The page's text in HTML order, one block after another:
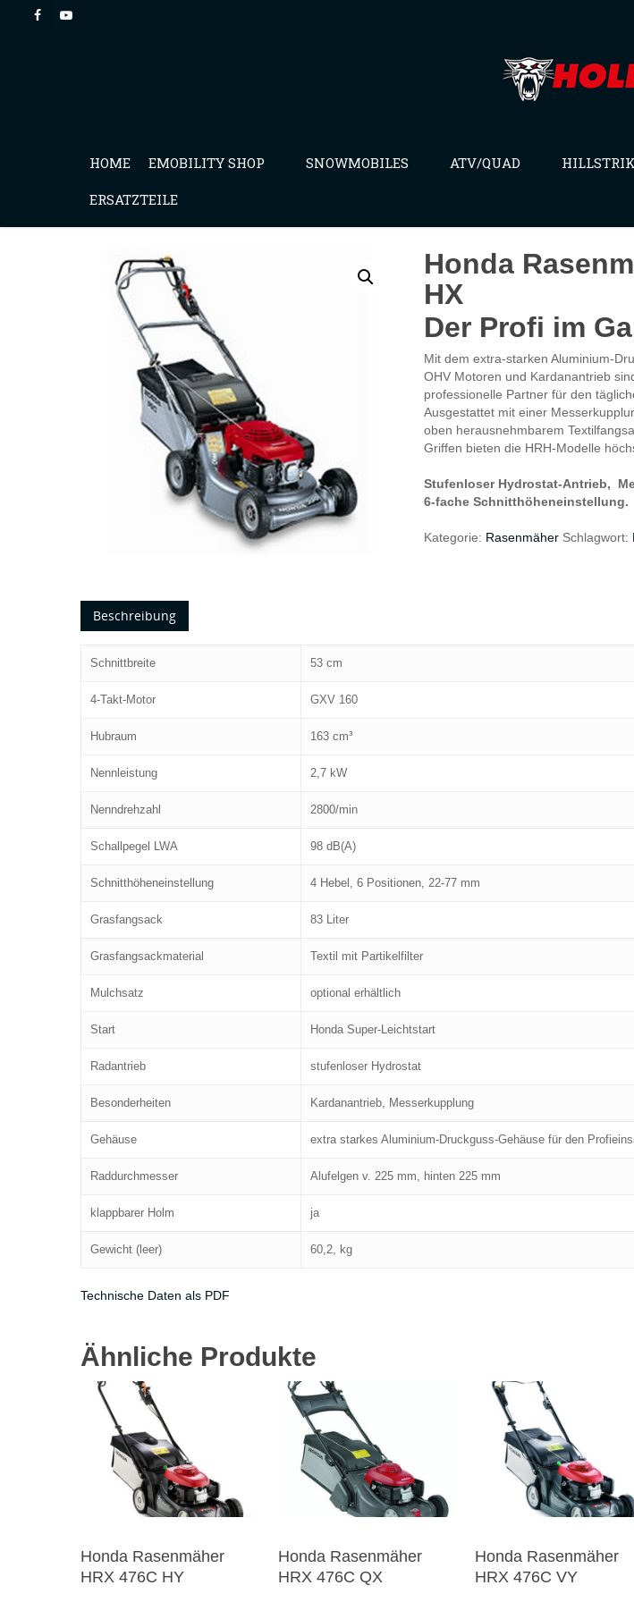
HOME EMOBILITY SHOP SNOWMOBILES ATV/QUAD
ERSATZTEILE
Honda
HX
Der Profi im
Mit dem extra-starken Aluminium-
OHV Motoren und Kardanantrieb
professionelle Partner für den
Ausgestattet mit einer
oben herausnehmbarem
Griffen bieten die HRH-Modelle
Stufenloser Hydrostat-Antrieb,
6-fache Schnitthöheneinstellung.
Kategorie: Rasenmäher Schlagwort:
Beschreibung
Schnittbreite 53 cm
4-Takt-Motor GXV 160
Hubraum 163 cm³
Nennleistung 2,7 kW
Nenndrehzahl 2800/min
Schallpegel LWA 98 dB(A)
Schnitthöheneinstellung 4 Hebel, 6 Positionen, 22-77 mm
Grasfangsack 83 Liter
Grasfangsackmaterial Textil mit Partikelfilter
Mulchsatz optional erhältlich
Start Honda Super-Leichtstart
Radantrieb stufenloser Hydrostat
Besonderheiten Kardanantrieb, Messerkupplung
Gehäuse extra starkes Aluminium-Druckguss-Gehäuse für den
Raddurchmesser Alufelgen v. 225 mm, hinten 225 mm
klappbarer Holm ja
Gewicht (leer) 60,2, kg
Technische Daten als PDF
Ähnliche Produkte
Honda Rasenmäher
HRX 476C HY
Honda Rasenmäher
HRX 476C QX
Honda Rasenmäher
HRX 476C VY